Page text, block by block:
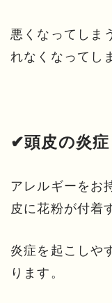
悪くなってしま
れなくなってし
✔頭皮の炎症
アレルギーをお
皮に花粉が付着
炎症を起こしや
ります。